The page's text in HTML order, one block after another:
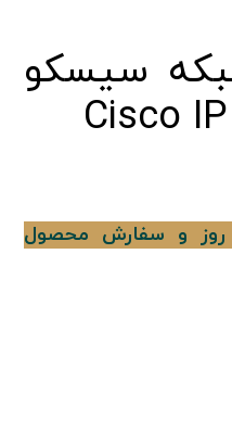
سیسکو
Cisco
و سفارش محصول